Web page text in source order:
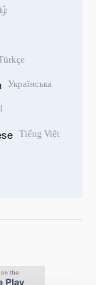
Українська
Tiếng Việt